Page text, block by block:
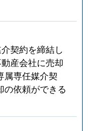
契約を締結し
産会社に売却
属専任媒介契
の依頼ができる